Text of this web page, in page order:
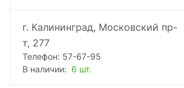
г. Калининград, Московский пр-
т, 277
Телефон: 57-67-95
В наличии: 6 шт.